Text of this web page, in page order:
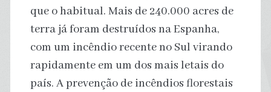
que o habitual. Mais de 240.000 acres de
terra já foram destruídos na Espanha,
com um incêndio recente no Sul virando
rapidamente em um dos mais letais do
país. A prevenção de incêndios florestais